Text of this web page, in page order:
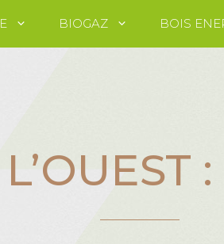
BIOGAZ BOIS